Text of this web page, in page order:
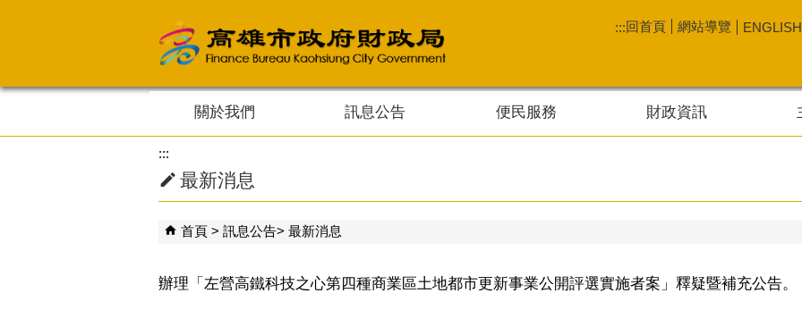
:::回首頁 網站導覽 ENGLISH
關於我們 訊息公告 便民服務 財政資訊
:::
最新消息
首頁 訊息公告 最新消息
辦理「左營高鐵科技之心第四種商業區土地都市更新事業公開評選實施者案」釋疑暨補充公告。